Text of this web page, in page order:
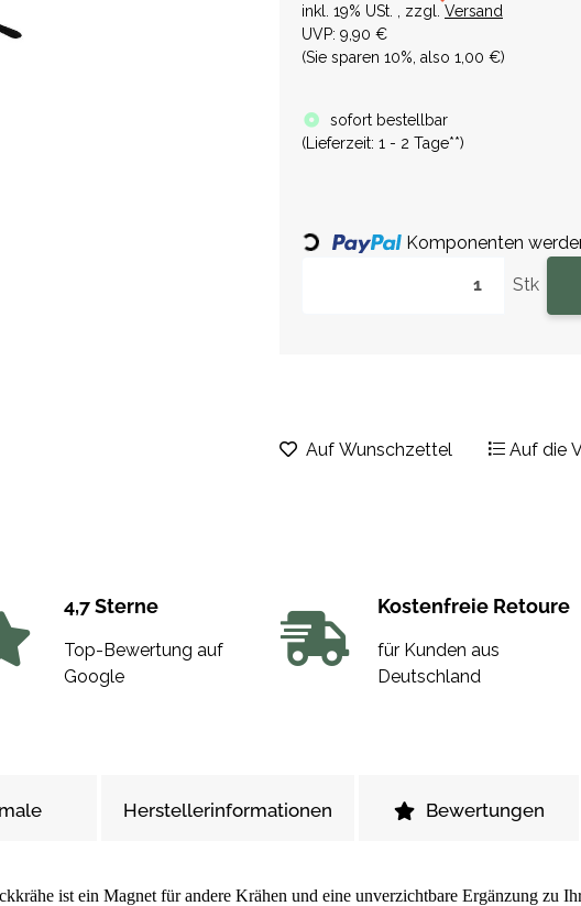
inkl. 19% USt. , zzgl. Versand
UVP: 9,90 €
(Sie sparen 10% , also 1,00 €)
sofort bestellbar
( Lieferzeit: 1 - 2 Tage**)
Stk
Loading... Komponenten
Auf Wunschzettel Auf die
4,7 Sterne
Top-Bewertung auf
Google
Kostenfreie Retoure
für Kunden aus
Deutschland
Herstellerinformationen Bewertungen
ist ein Magnet für andere Krähen und eine unverzichtbare Ergänzung zu